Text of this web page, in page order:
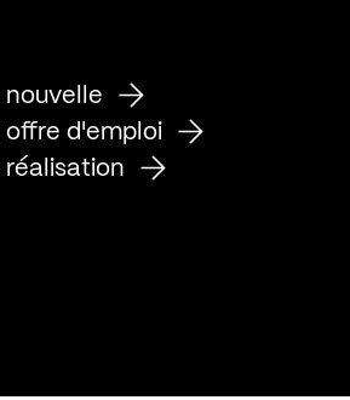
nouvelle
offre d'emploi
réalisation